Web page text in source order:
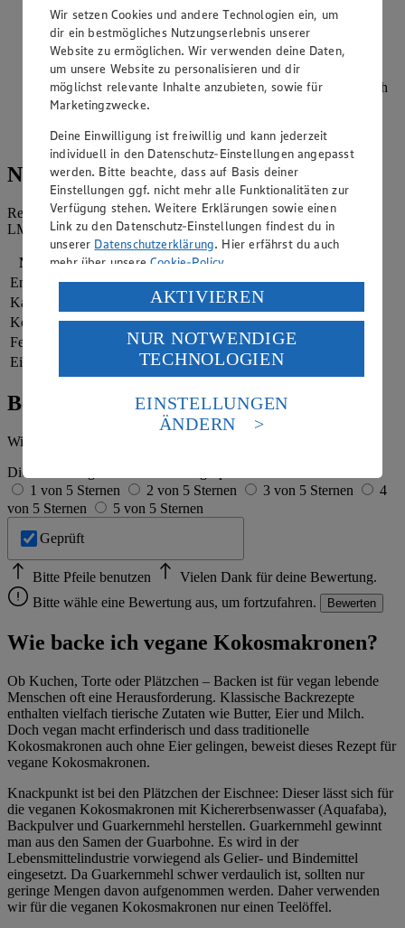
im vorgeheizten Backofen 16 Minuten backen.
In der Zwischenzeit die Kuvertüre hacken und über einem
heißen Wasserbad schmelzen.
Makronen aus dem Ofen nehmen, abkühlen lassen und nach
Belieben in die Kuvertüre tauchen oder mit der Kuvertüre
genießen.
Nährwerte
Referenzmenge für einen durchschnittlichen Erwachsenen laut
LMIV (8.400 kJ/2.000 kcal).
Nährwerte
pro Portion
Energie
427 kj (5 %)
Kalorien
102 kcal (5 %)
Kohlenhydrate 7 g
Fett
Eiweiß
Bewertung
Wie hat es dir geschmeckt?
Die Bewertung wird automatisch gespeichert
1 von 5 Sternen
2 von 5 Sternen 3 von 5 Sternen
4
von 5 Sternen
5 von 5 Sternen
Geprüft
Bitte Pfeile benutzen
Vielen Dank für deine Bewertung.
Bitte wähle eine Bewertung aus, um fortzufahren.
Bewerten
Wie backe ich vegane Kokosmakronen?
Ob Kuchen, Torte oder Plätzchen – Backen ist für vegan lebende
Menschen oft eine Herausforderung. Klassische Backrezepte
enthalten vielfach tierische Zutaten wie Butter, Eier und Milch.
Doch vegan macht erfinderisch und dass traditionelle
Kokosmakronen auch ohne Eier gelingen, beweist dieses Rezept für
vegane Kokosmakronen.
Knackpunkt ist bei den Plätzchen der Eischnee: Dieser lässt sich für
die veganen Kokosmakronen mit Kichererbsenwasser (Aquafaba),
Backpulver und Guarkernmehl herstellen. Guarkernmehl gewinnt
man aus den Samen der Guarbohne. Es wird in der
Lebensmittelindustrie vorwiegend als Gelier- und Bindemittel
eingesetzt. Da Guarkernmehl schwer verdaulich ist, sollten nur
geringe Mengen davon aufgenommen werden. Daher verwenden
wir für die veganen Kokosmakronen nur einen Teelöffel.
Wir setzen Cookies und andere Technologien ein, um
dir ein bestmögliches Nutzungserlebnis unserer
Website zu ermöglichen. Wir verwenden deine Daten,
um unsere Website zu personalisieren und dir
möglichst relevante Inhalte anzubieten, sowie für
Marketingzwecke.
Deine Einwilligung ist freiwillig und kann jederzeit
individuell in den Datenschutz-Einstellungen angepasst
werden. Bitte beachte, dass auf Basis deiner
Einstellungen ggf. nicht mehr alle Funktionalitäten zur
Verfügung stehen. Weitere Erklärungen sowie einen
Link zu den Datenschutz-Einstellungen findest du in
unserer Datenschutzerklärung. Hier erfährst du auch
mehr über unsereCookie-Policy.
Verarbeitung deiner personenbezogenen Daten in den
USA durch Facebook und YouTube:
Wenn du auf „Aktivieren“ klickst, willigst du im Sinne
des Art. 49 Abs. 1 Satz 1 lit. a) DSGVO ein, dass deine
Daten in den USA verarbeitet werden. Der EuGH sieht
die USA als Land mit einem nach europäischen
Standards nicht angemessenen Datenschutzniveau an.
Es besteht das Risiko eines Zugriffs durch US-
Informationen zum Herausgeber der Seite findest du
im Impressum
AKTIVIEREN
NUR NOTWENDIGE
TECHNOLOGIEN
EINSTELLUNGEN
ÄNDERN